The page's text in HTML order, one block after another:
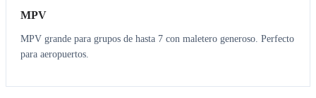
MPV
MPV grande para grupos de hasta 7 con maletero generoso. Perfecto
para aeropuertos.